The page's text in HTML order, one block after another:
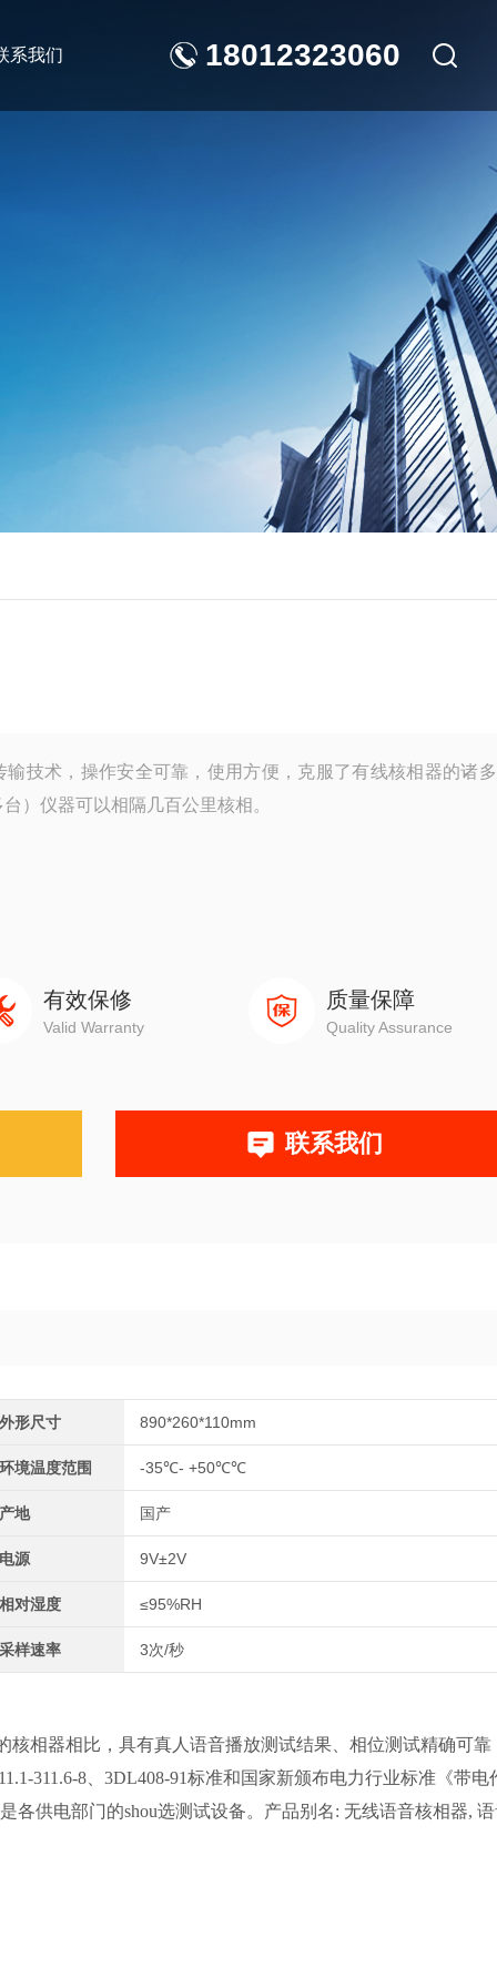
18012323060
系我们
输技术，操作安全可靠，使用方便，克服了有线核相器的诸
）仪器可以相隔几百公里核相。
有效保修
Valid Warranty
质量保障
Quality Assurance
联系我们
外形尺寸 890*260*110mm
环境温度范围 -35℃- +50℃℃
产地 国产
电源 9V±2V
相对湿度 ≤95%RH
采样速率 3次/秒
核相器相比，具有真人语音播放测试结果、相位测试精确可靠
311.6-8、3DL408-91标准和国家新颁布电力行业标准《带电
各供电部门的shou选测试设备。产品别名: 无线语音核相器,